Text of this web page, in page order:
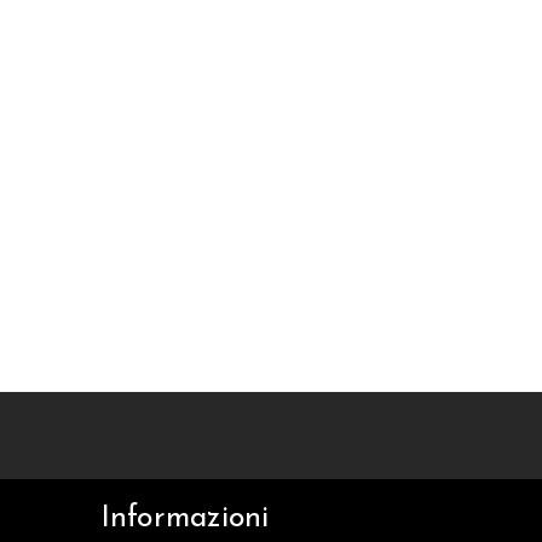
Informazioni